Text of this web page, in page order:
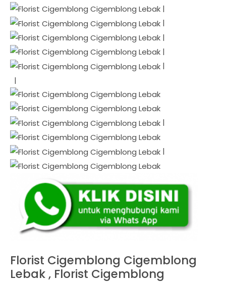
|
|
|
|
|
|
|
|
Florist Cigemblong Cigemblong
Lebak , Florist Cigemblong